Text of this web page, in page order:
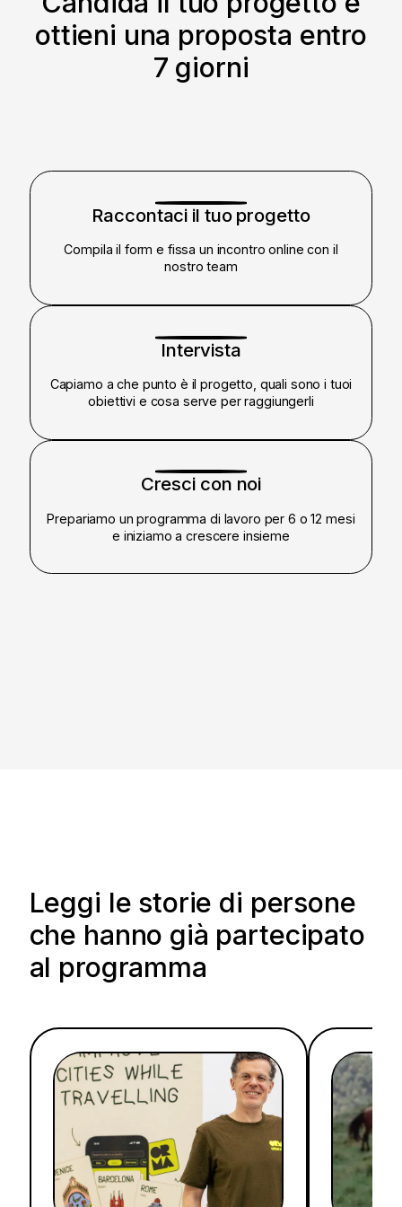
ottieni una proposta entro
7 giorni
1
Raccontaci il tuo progetto
Compila il form e fissa un incontro online con il
nostro team
2
Intervista
Capiamo a che punto è il progetto, quali sono i tuoi
obiettivi e cosa serve per raggiungerli
3
Cresci con noi
Prepariamo un programma di lavoro per 6 o 12 mesi
e iniziamo a crescere insieme
Leggi le storie di persone
che hanno già partecipato
al programma